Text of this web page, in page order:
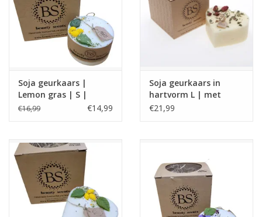
Huisparfums
Sale
Merken
Soja geurkaars |
Lemon gras | S |
Beauty Scents
€16,99 €14,99
Soja geurkaars in
hartvorm L | met
rozen knoppen |
€21,99